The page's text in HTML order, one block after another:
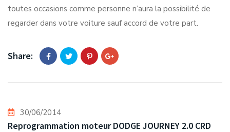
toutes occasions comme personne n’aura la possibilité de
regarder dans votre voiture sauf accord de votre part.
Share:
30/06/2014
Reprogrammation moteur DODGE JOURNEY 2.0 CRD